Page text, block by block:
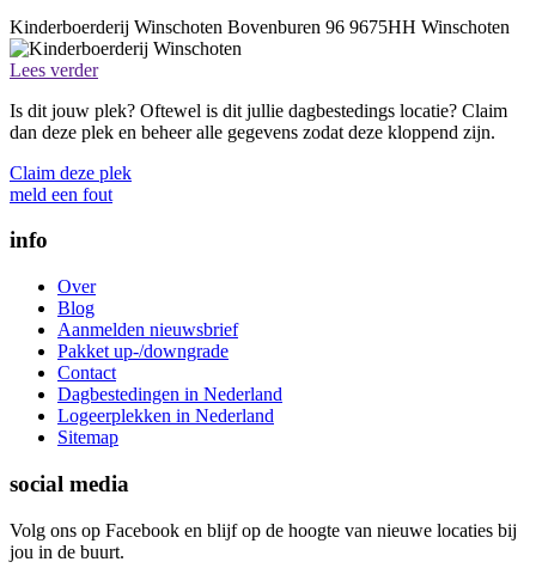
Kinderboerderij Winschoten Bovenburen 96 9675HH Winschoten
Lees verder
Is dit jouw plek? Oftewel is dit jullie dagbestedings locatie? Claim
dan deze plek en beheer alle gegevens zodat deze kloppend zijn.
Claim deze plek
meld een fout
info
Over
Blog
Aanmelden nieuwsbrief
Pakket up-/downgrade
Contact
Dagbestedingen in Nederland
Logeerplekken in Nederland
Sitemap
social media
Volg ons op Facebook en blijf op de hoogte van nieuwe locaties bij
jou in de buurt.